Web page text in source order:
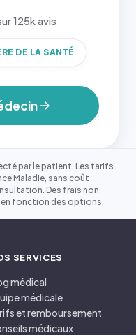
125k avis
DE LA SANTÉ
par le patient. Les tarifs
Maladie, sans coût
Des frais non
en fonction des options.
SERVICES
médical
médicale
et remboursement
médicaux